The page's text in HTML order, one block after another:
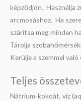
képződjön. Használja
arcmosáshoz. Ha
szárítsa meg minden
Tárolja
Kerülje a szemmel
Teljes
Nátrium-kokoát, víz